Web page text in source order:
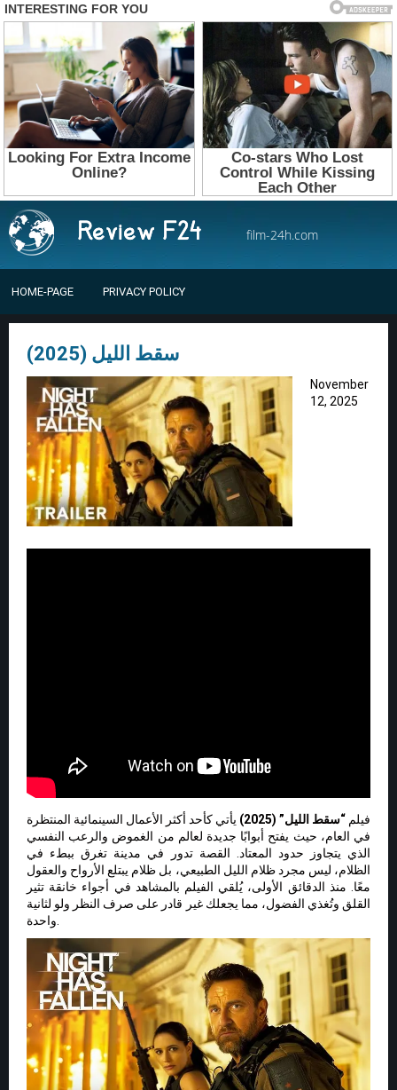
film-24h.com
HOME-PAGE PRIVACY POLICY
سقط الليل (2025)
November
12, 2025
فيلم “سقط الليل” (2025)
يأتي كأحد أكثر الأعمال السينمائية المنتظرة
في العام، حيث يفتح أبوابًا جديدة لعالم من الغموض والرعب النفسي
الذي يتجاوز حدود المعتاد. القصة تدور في مدينة تغرق ببطء في
الظلام، ليس مجرد ظلام الليل الطبيعي، بل ظلام يبتلع الأرواح والعقول
معًا. منذ الدقائق الأولى، يُلقي الفيلم بالمشاهد في أجواء خانقة تثير
القلق وتُغذي الفضول، مما يجعلك غير قادر على صرف النظر ولو لثانية